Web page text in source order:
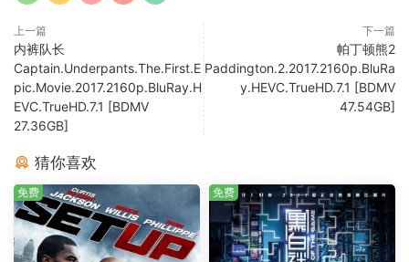
上一篇
内裤队长
Captain.Underpants.The.First.E
pic.Movie.2017.2160p.BluRay.H
EVC.TrueHD.7.1 [BDMV
27.36GB]
下一篇
帕丁顿熊2
Paddington.2.2017.2160p.BluRa
y.HEVC.TrueHD.7.1 [BDMV
47.54GB]
猜你喜欢
免费 免费